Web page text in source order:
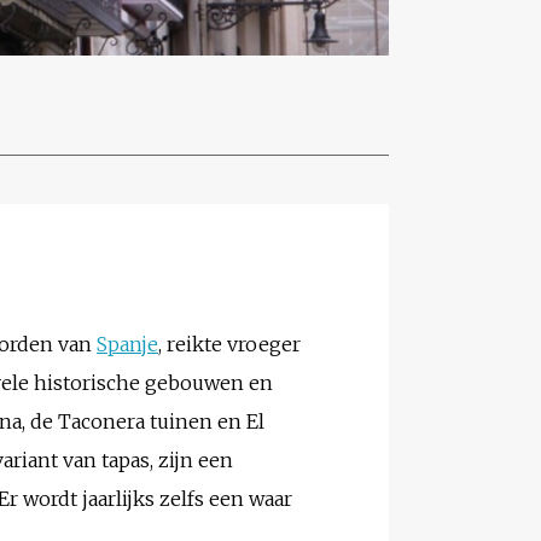
van Spanje, reikte vroeger
historische gebouwen en
de Taconera tuinen en El
van tapas, zijn een
wordt jaarlijks zelfs een waar